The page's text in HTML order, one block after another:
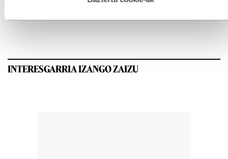
GEHIEN IRAKURRIAK
INTERESGARRIA IZANGO ZAIZU